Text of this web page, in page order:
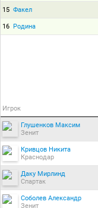
15 Факел
16 Родина
Игрок
Глушенков Максим
Зенит
Кривцов Никита
Краснодар
Даку Мирлинд
Спартак
Соболев Александр
Зенит